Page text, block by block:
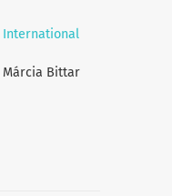
International
Márcia Bittar